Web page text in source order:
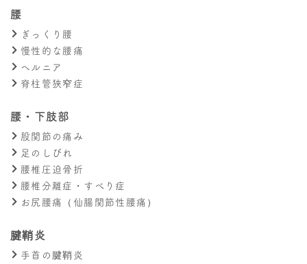
腰
ぎっくり腰
慢性的な腰痛
ヘルニア
脊柱管狭窄症
腰・下肢部
股関節の痛み
足のしびれ
腰椎圧迫骨折
腰椎分離症・すべり症
お尻腰痛（仙腸関節性腰痛）
腱鞘炎
手首の腱鞘炎